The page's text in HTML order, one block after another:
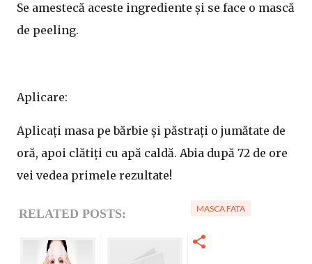
Se amestecă aceste ingrediente și se face o mască
de peeling.
Aplicare:
Aplicați masa pe bărbie și păstrați o jumătate de
oră, apoi clătiți cu apă caldă. Abia după 72 de ore
vei vedea primele rezultate!
RELATED POSTS: MASCA FATA